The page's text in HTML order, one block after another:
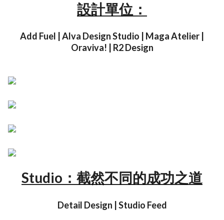
設計單位：
Add Fuel | Alva Design Studio | Maga Atelier |
Oraviva! | R2 Design
Studio：截然不同的成功之道
Detail Design | Studio Feed